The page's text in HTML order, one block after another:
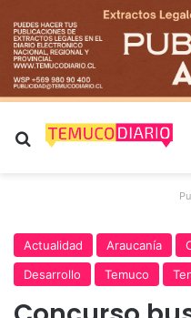
Buscar por
Actualidad Araucanía
Desarrollo
Temuco